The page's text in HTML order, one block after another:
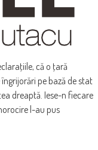
că o ţară
pe bază de stat
dreaptă. Iese-n fiecare
l-au pus